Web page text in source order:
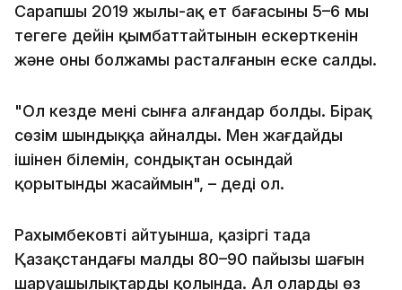
Сарапшы 2019 жылы-ақ ет бағасының 5–6 мың
теңгеге дейін қымбаттайтынын ескерткенін
және оның болжамы расталғанын еске салды.
"Ол кезде мені сынға алғандар болды. Бірақ
сөзім шындыққа айналды. Мен жағдайды
ішінен білемін, сондықтан осындай
қорытынды жасаймын", – деді ол.
Рахымбековтің айтуынша, қазіргі таңда
Қазақстандағы малдың 80–90 пайызы шағын
шаруашылықтардың қолында. Ал олардың өз